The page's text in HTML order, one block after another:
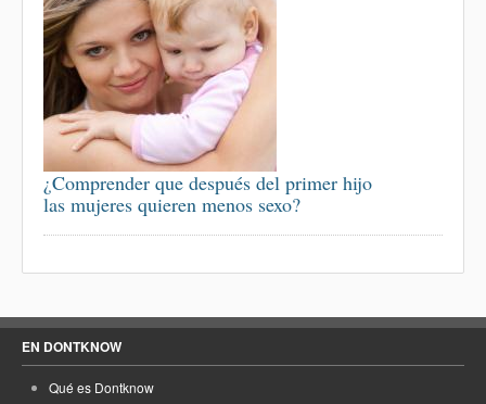
¿Comprender que después del primer hijo
las mujeres quieren menos sexo?
EN DONTKNOW
Qué es Dontknow